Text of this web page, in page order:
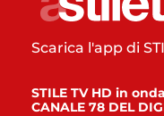
Scarica l'app di
STILE TV HD in
CANALE 78 DEL